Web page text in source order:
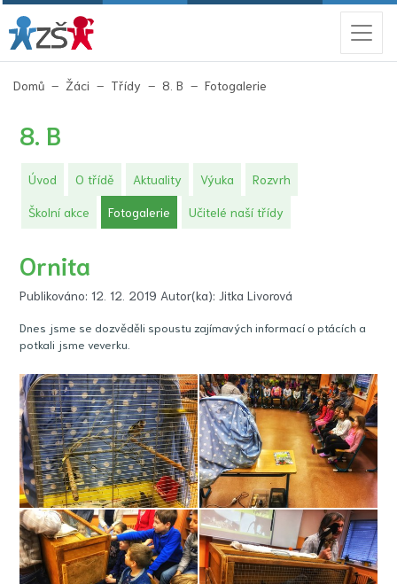
Domů Žáci Třídy 8. B Fotogalerie
8. B
Úvod O třídě Aktuality Výuka Rozvrh
Školní akce Fotogalerie (aktuální)
Učitelé naší třídy
Ornita
Publikováno: 12. 12. 2019 Autor(ka): Jitka Livorová
Dnes jsme se dozvěděli spoustu zajímavých informací o ptácích a
potkali jsme veverku.